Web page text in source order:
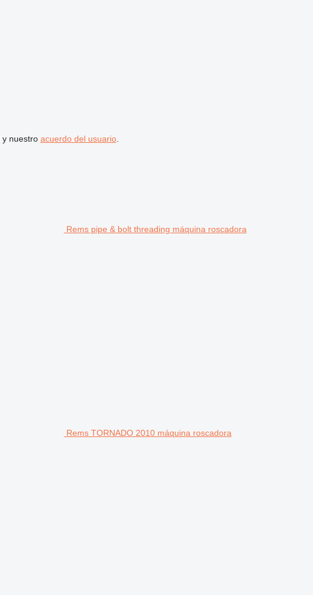
y nuestro acuerdo del usuario.
Rems pipe & bolt threading máquina roscadora
Rems TORNADO 2010 máquina roscadora